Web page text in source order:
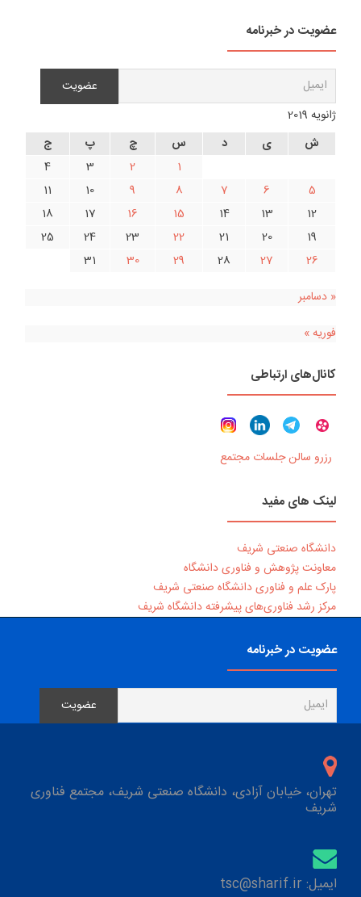
عضویت در خبرنامه
ژانویه 2019
ش
ی د س چ پ
ج
1
2
3
4
5
6
7
8
9
10
11
12
13
14
15
16
17
18
19
20
21
22
23
24
25
26
27
28
29
30
31
« دسامبر
فوریه »
کانال‌های ارتباطی
رزرو سالن جلسات مجتمع
لینک های مفید
دانشگاه صنعتی شریف
معاونت پژوهش و فناوری دانشگاه
پارک علم و فناوری دانشگاه صنعتی شریف
مرکز رشد فناوری‌های پیشرفته دانشگاه شریف
عضویت در خبرنامه
تهران، خیابان آزادی، دانشگاه صنعتی شریف، مجتمع فناوری
شریف
ایمیل: tsc@sharif.ir